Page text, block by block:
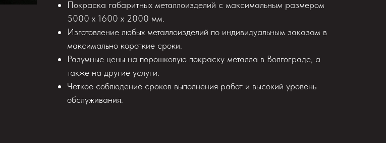
Покраска габаритных металлоизделий с максимальным размером
5000 х 1600 х 2000 мм.
Изготовление любых металлоизделий по индивидуальным заказам в
максимально короткие сроки.
Разумные цены на порошковую покраску металла в Волгограде, а
также на другие услуги.
Четкое соблюдение сроков выполнения работ и высокий уровень
обслуживания.